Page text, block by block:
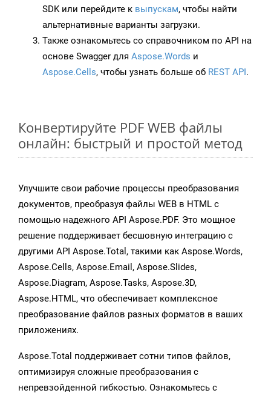
SDK или перейдите к выпускам, чтобы найти
альтернативные варианты загрузки.
Также ознакомьтесь со справочником по API на
основе Swagger для Aspose.Words и
Aspose.Cells, чтобы узнать больше об REST API.
Конвертируйте PDF WEB файлы
онлайн: быстрый и простой метод
Улучшите свои рабочие процессы преобразования
документов, преобразуя файлы WEB в HTML с
помощью надежного API Aspose.PDF. Это мощное
решение поддерживает бесшовную интеграцию с
другими API Aspose.Total, такими как Aspose.Words,
Aspose.Cells, Aspose.Email, Aspose.Slides,
Aspose.Diagram, Aspose.Tasks, Aspose.3D,
Aspose.HTML, что обеспечивает комплексное
преобразование файлов разных форматов в ваших
приложениях.
Aspose.Total поддерживает сотни типов файлов,
оптимизируя сложные преобразования с
непревзойденной гибкостью. Ознакомьтесь с